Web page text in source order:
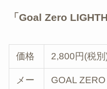
「Goal Zero
価格 2,800円(税別
メー
GOAL ZERO